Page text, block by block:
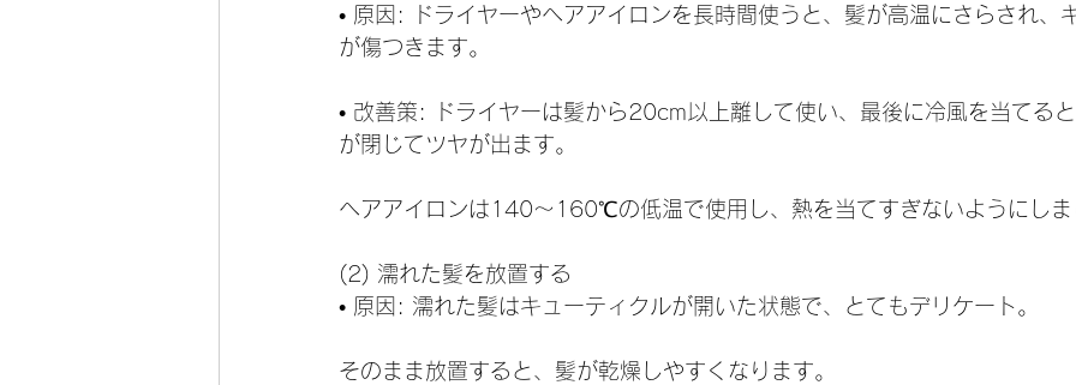
• 原因: ドライヤーやヘアアイロンを長時間使うと、髪が高温にさらされ、
が傷つきます。
• 改善策: ドライヤーは髪から20cm以上離して使い、最後に冷風を当てる
が閉じてツヤが出ます。
ヘアアイロンは140〜160℃の低温で使用し、熱を当てすぎないようにしま
(2) 濡れた髪を放置する
• 原因: 濡れた髪はキューティクルが開いた状態で、とてもデリケート。
そのまま放置すると、髪が乾燥しやすくなります。